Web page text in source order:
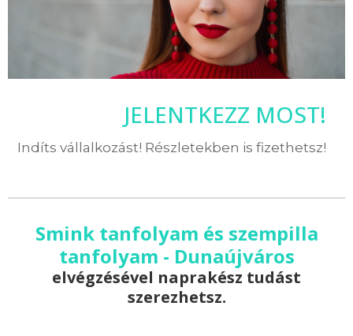
JELENTKEZZ MOST!
Indíts vállalkozást! Részletekben is fizethetsz!
Smink tanfolyam és szempilla
tanfolyam - Dunaújváros
elvégzésével naprakész tudást
szerezhetsz.